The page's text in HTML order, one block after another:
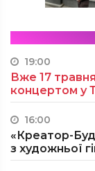
19:00
Вже 17
концертом у
16:00
«Креатор-
з художньої